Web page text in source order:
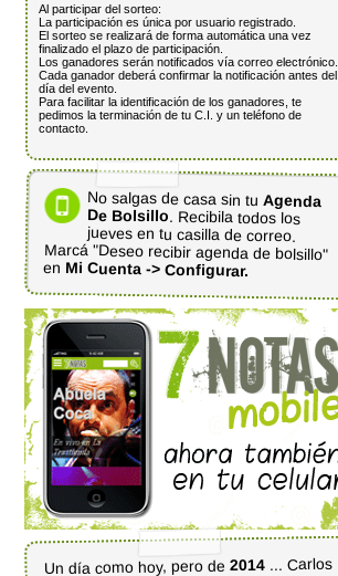
Al participar del sorteo:
La participación es única por usuario registrado.
El sorteo se realizará de forma automática una vez
finalizado el plazo de participación.
Los ganadores serán notificados vía correo electrónico.
Cada ganador deberá confirmar la notificación antes del
día del evento.
Para facilitar la identificación de los ganadores, te
pedimos la terminación de tu C.I. y un teléfono de
contacto.
No salgas de casa sin tu Agenda
De Bolsillo. Recibila todos los
jueves en tu casilla de correo.
Marcá "Deseo recibir agenda de bolsillo"
en Mi Cuenta -> Configurar.
Un día como hoy, pero de 2014 ... Carlos